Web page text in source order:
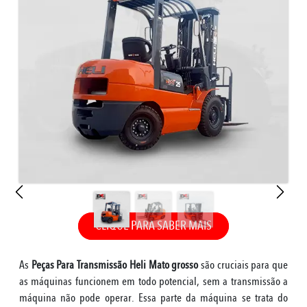
As Peças Para Transmissão Heli Mato grossosão cruciais para que
as máquinas funcionem em todo potencial, sem a transmissão a
máquina não pode operar. Essa parte da máquina se trata do
CLIQUE PARA SABER MAIS